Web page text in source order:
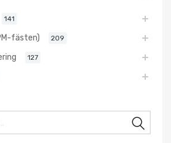
141
fästen) 209
127